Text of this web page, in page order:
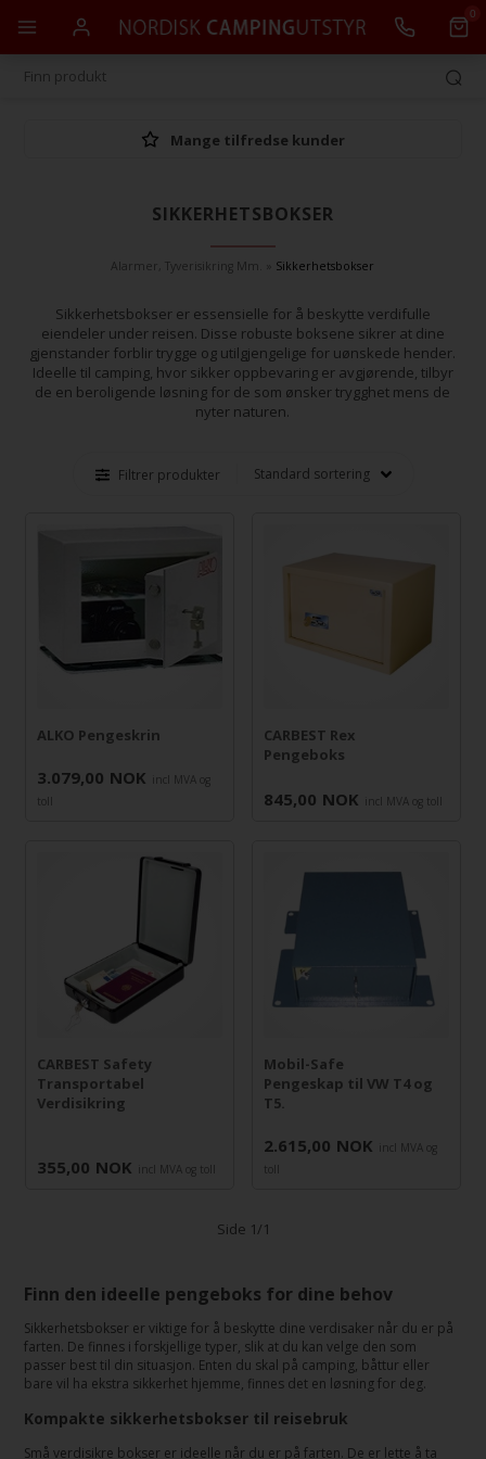
0
Mange tilfredse kunder
SIKKERHETSBOKSER
Alarmer, Tyverisikring Mm. Sikkerhetsbokser
Sikkerhetsbokser er essensielle for å beskytte verdifulle
eiendeler under reisen. Disse robuste boksene sikrer at dine
gjenstander forblir trygge og utilgjengelige for uønskede hender.
Ideelle til camping, hvor sikker oppbevaring er avgjørende, tilbyr
de en beroligende løsning for de som ønsker trygghet mens de
nyter naturen.
Filtrer produkter
ALKO Pengeskrin
3.079,00 NOK
incl MVA og
toll
CARBEST Rex
Pengeboks
845,00 NOK incl MVA og toll
CARBEST Safety
Transportabel
Verdisikring
355,00 NOK incl MVA og toll
Mobil-Safe
Pengeskap til VW T4 og
T5.
2.615,00 NOK
incl MVA og
toll
Side 1/1
Finn den ideelle pengeboks for dine behov
Sikkerhetsbokser er viktige for å beskytte dine verdisaker når du er på
farten. De finnes i forskjellige typer, slik at du kan velge den som
passer best til din situasjon. Enten du skal på camping, båttur eller
bare vil ha ekstra sikkerhet hjemme, finnes det en løsning for deg.
Kompakte sikkerhetsbokser til reisebruk
Små verdisikre bokser er ideelle når du er på farten. De er lette å ta